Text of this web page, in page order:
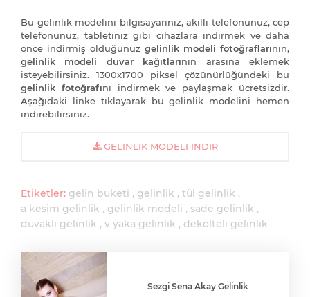
Bu gelinlik modelini bilgisayarınız, akıllı telefonunuz, cep
telefonunuz, tabletiniz gibi cihazlara indirmek ve daha
önce indirmiş olduğunuz gelinlik modeli fotoğraflarının,
gelinlik modeli duvar kağıtlarının arasına eklemek
isteyebilirsiniz. 1300x1700 piksel çözünürlüğündeki bu
gelinlik fotoğrafını indirmek ve paylaşmak ücretsizdir.
Aşağıdaki linke tıklayarak bu gelinlik modelini hemen
indirebilirsiniz.
GELINLIK MODELI İNDIR
Etiketler: gelin buketi gelinlik
tül gelinlik
a kesim gelinlik
gelinlik modeli
sade gelinlik
duvaklı gelinlik
v yaka gelinlik dekolteli gelinlik
Sezgi Sena Akay Gelinlik